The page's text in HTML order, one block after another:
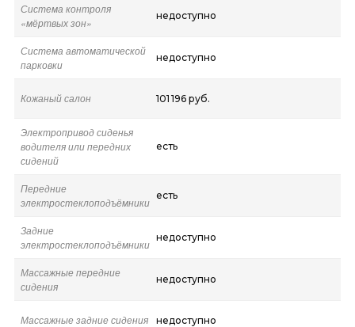
Система контроля
«мёртвых зон»
недоступно
Система автоматической
парковки
недоступно
Кожаный салон 101 196 руб.
Электропривод сиденья
водителя или передних
сидений
есть
Передние
электростеклоподъёмники
есть
Задние
электростеклоподъёмники
недоступно
Массажные передние
сидения
недоступно
Массажные задние сидения недоступно